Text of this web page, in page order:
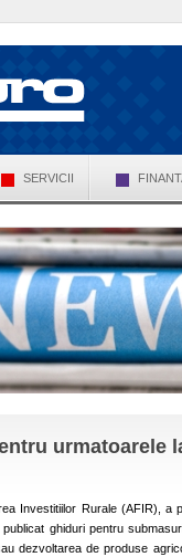
SERVICII
urmatoarele
Investitiilor Rurale (AFIR),
ghiduri pentru
dezvoltarea de produse